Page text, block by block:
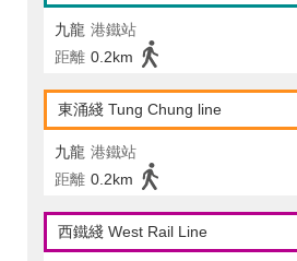
九龍 港鐵站
距離 0.2km
東涌綫 Tung Chung line
九龍 港鐵站
距離 0.2km
西鐵綫 West Rail Line